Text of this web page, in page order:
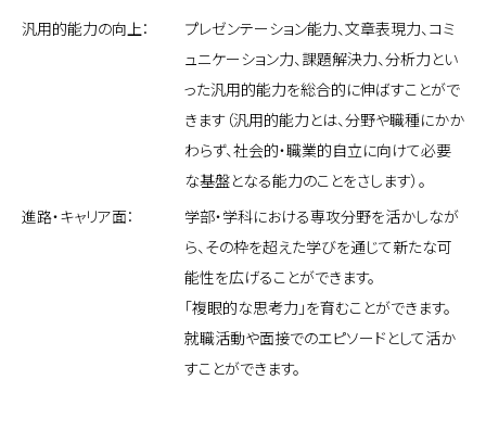
汎用的能力の向上：
プレゼンテーション能力、文章表現力、コミ
ュニケーション力、課題解決力、分析力とい
った汎用的能力を総合的に伸ばすことがで
きます（汎用的能力とは、分野や職種にかか
わらず、社会的・職業的自立に向けて必要
な基盤となる能力のことをさします）。
進路・キャリア面：
学部・学科における専攻分野を活かしなが
ら、その枠を超えた学びを通じて新たな可
能性を広げることができます。
「複眼的な思考力」を育むことができます。
就職活動や面接でのエピソードとして活か
すことができます。